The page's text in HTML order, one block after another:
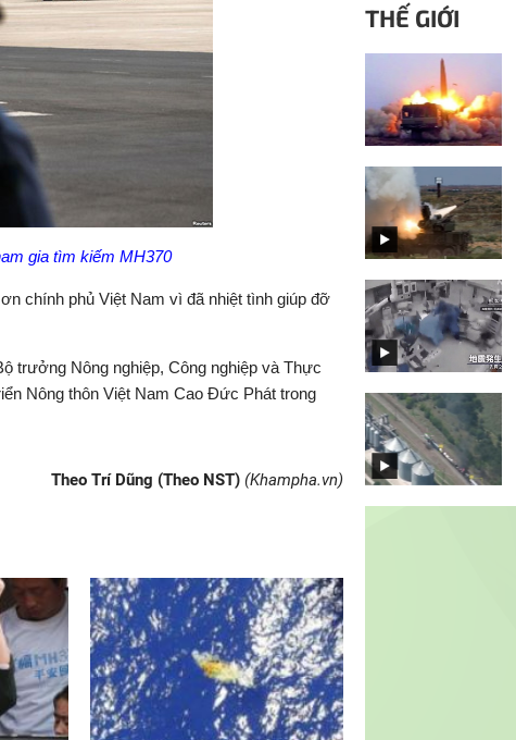
gia tìm kiếm MH370
chính phủ Việt Nam vì đã nhiệt tình giúp đỡ
trưởng Nông nghiệp, Công nghiệp và Thực
Nông thôn Việt Nam Cao Đức Phát trong
Theo Trí Dũng (Theo NST) (Khampha.vn)
THẾ GIỚI